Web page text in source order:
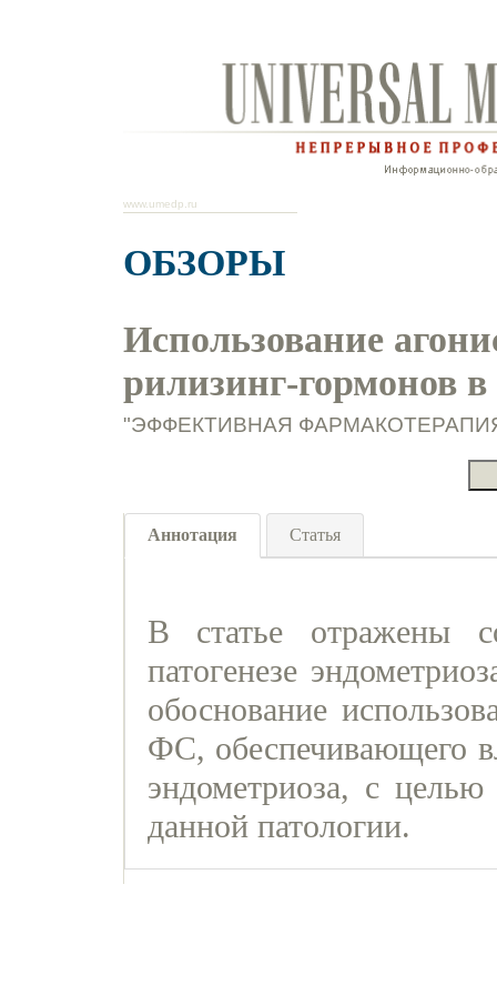
www.umedp.ru
ОБЗОРЫ
Использование
рилизинг-гормонов
"ЭФФЕКТИВНАЯ ФАРМАКОТЕРАПИЯ.
Аннотация Статья
В статье отражены
патогенезе
обоснование
ФС, обеспечивающего
эндометриоза, с целью
данной патологии.